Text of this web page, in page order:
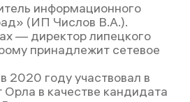
информационного
(ИП Числов В.А.).
— директор липецкого
принадлежит сетевое
2020 году участвовал в
Орла в качестве кандидата